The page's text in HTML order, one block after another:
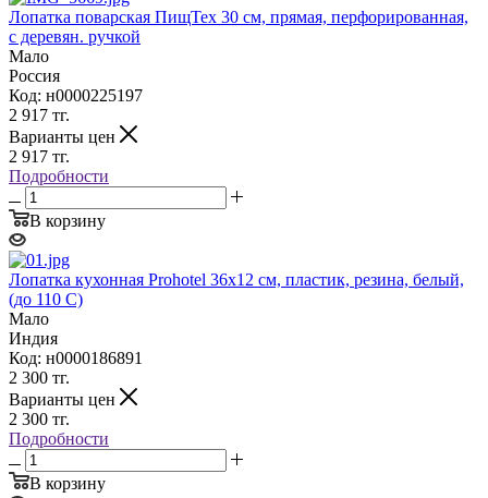
Лопатка поварская ПищТех 30 см, прямая, перфорированная,
с деревян. ручкой
Мало
Россия
Код: н0000225197
2 917 тг.
Варианты цен
2 917 тг.
Подробности
В корзину
Лопатка кухонная Prohotel 36х12 см, пластик, резина, белый,
(до 110 C)
Мало
Индия
Код: н0000186891
2 300 тг.
Варианты цен
2 300 тг.
Подробности
В корзину